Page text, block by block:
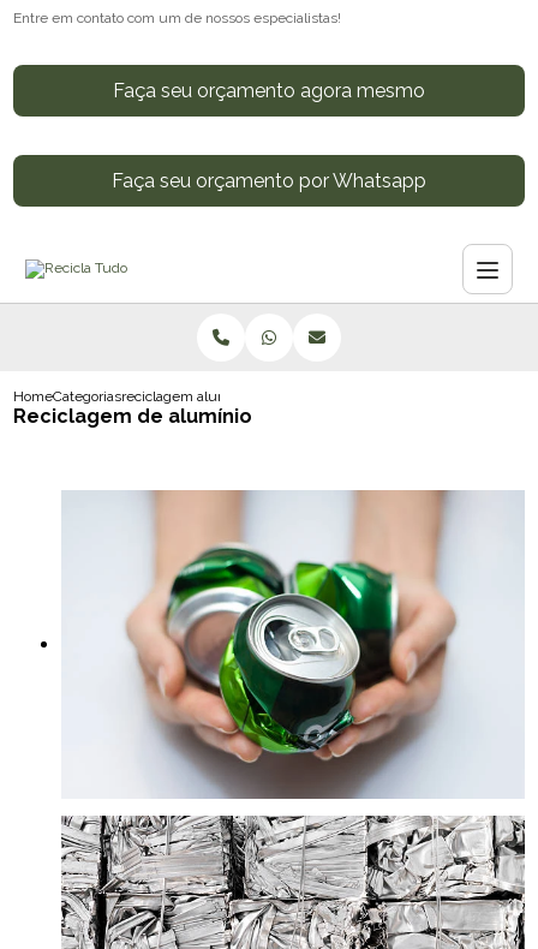
Entre em contato com um de nossos especialistas!
Faça seu orçamento agora mesmo
Faça seu orçamento por Whatsapp
HomeCategoriasreciclagem aluminio
Reciclagem de alumínio